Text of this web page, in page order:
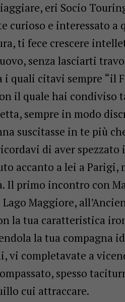
eri Socio
curioso e interessato
ti fece crescere
senza lasciarti
quali citavi sempre “il
il quale hai condiviso
sempre in modo
suscitasse in te più
di aver
accanto a lei a Parigi,
Il primo incontro con
Lago Maggiore,
la tua caratteristica
la tua compagna
vi completavate a
spesso
cui attraccare.